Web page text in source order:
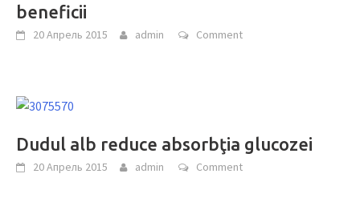
beneficii
20 Апрель 2015 admin Comment
Dudul alb reduce absorbţia glucozei
20 Апрель 2015 admin Comment